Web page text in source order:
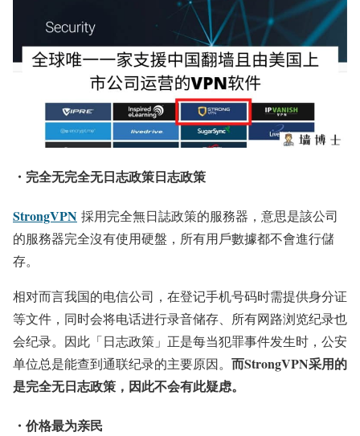
・完全无完全无日志政策日志政策
StrongVPN 採用完全無日誌政策的服務器，意思是該公司
的服務器完全沒有使用硬盤，所有用戶數據都不會進行儲
存。
相对而言我国的电信公司，在登记手机号码时需提供身分证
等文件，同时会将电话进行录音储存、所有网路浏览纪录也
会纪录。因此「日志政策」正是每当犯罪事件发生时，公安
单位总是能查到通联纪录的主要原因。 而StrongVPN采用的
是完全无日志政策，因此不会有此疑虑。
・价格最为亲民